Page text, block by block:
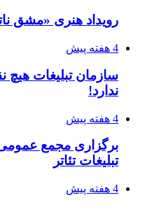
رویداد هنری «مشق
4 هفته پیش
سازمان تبلیغات هیچ
ندارد!
4 هفته پیش
برگزاری مجمع
تبلیغات تئاتر
4 هفته پیش